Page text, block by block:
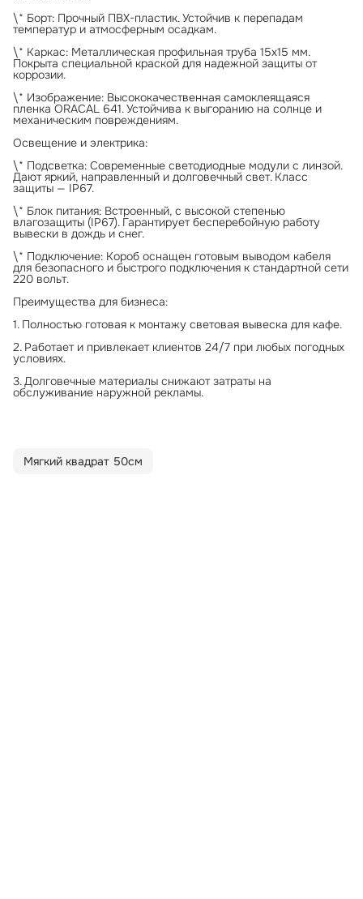
\* Борт: Прочный ПВХ-пластик. Устойчив к перепадам
температур и атмосферным осадкам.
\* Каркас: Металлическая профильная труба 15х15 мм.
Покрыта специальной краской для надежной защиты от
коррозии.
\* Изображение: Высококачественная самоклеящаяся
пленка ORACAL 641. Устойчива к выгоранию на солнце и
механическим повреждениям.
Освещение и электрика:
\* Подсветка: Современные светодиодные модули с линзой.
Дают яркий, направленный и долговечный свет. Класс
защиты — IP67.
\* Блок питания: Встроенный, с высокой степенью
влагозащиты (IP67). Гарантирует бесперебойную работу
вывески в дождь и снег.
\* Подключение: Короб оснащен готовым выводом кабеля
для безопасного и быстрого подключения к стандартной сети
220 вольт.
Преимущества для бизнеса:
1. Полностью готовая к монтажу световая вывеска для кафе.
2. Работает и привлекает клиентов 24/7 при любых погодных
условиях.
3. Долговечные материалы снижают затраты на
обслуживание наружной рекламы.
Мягкий квадрат 50см